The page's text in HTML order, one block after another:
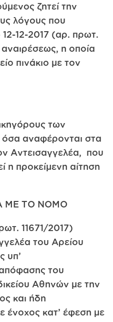
ζητεί την
λόγους που
12-2017 (αρ. πρωτ.
η οποία
πινάκιο με τον
των
όσα αναφέρονται στα
Αντεισαγγελέα, που
η προκείμενη αίτηση
ΜΕ ΤΟ ΝΟΜΟ
11671/2017)
του Αρείου
υπ’
του
Αθηνών με την
και ήδη
ένοχος κατ’ έφεση με